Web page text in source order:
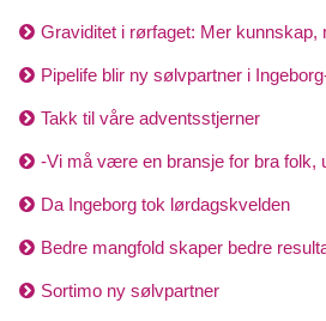
Graviditet i rørfaget: Mer kunnskap,
Pipelife blir ny sølvpartner i
Takk til våre adventsstjerner
-Vi må være en bransje for bra folk,
Da Ingeborg tok lørdagskvelden
Bedre mangfold skaper bedre
Sortimo ny sølvpartner